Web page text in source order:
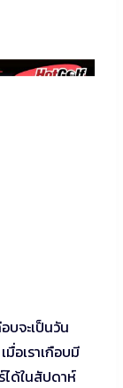
บจะเป็นวัน
อเราเกือบมี
ด้ในสัปดาห์